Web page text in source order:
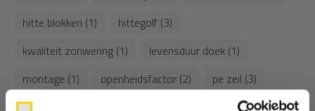
hitte blokken (1)
hittegolf (3)
kwaliteit zonwering (1)
levensduur doek (1)
montage (1)
openheidsfactor (2)
pe zeil (3)
pooling (1)
screendoek (3)